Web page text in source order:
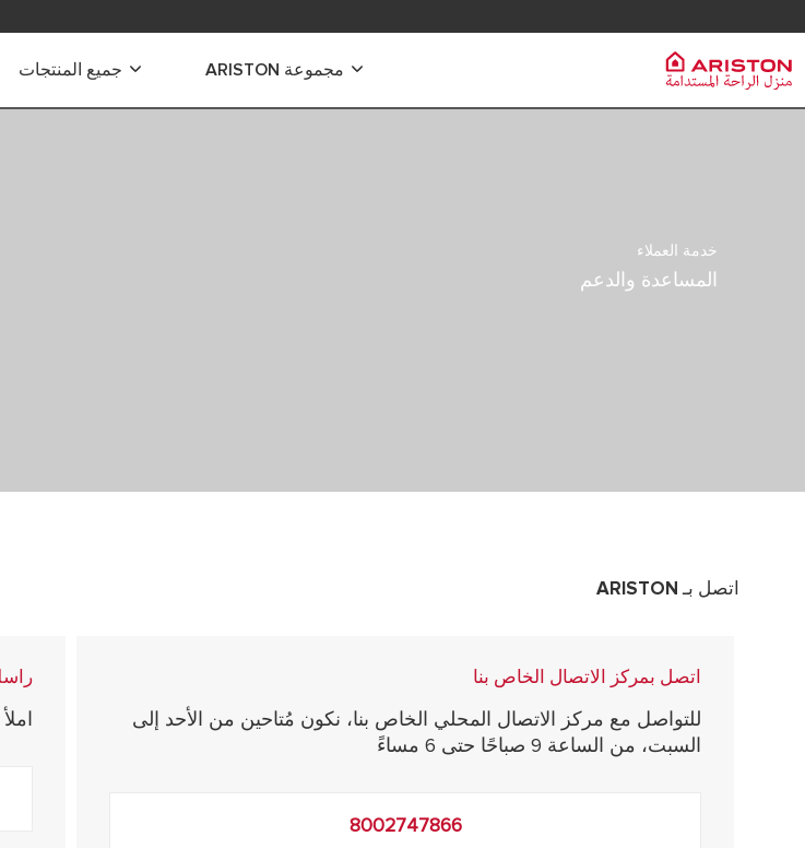
تواصل معنا
مجموعة ARISTON
المجموعة
جميع المنتجات
سخانات المياه الشمسية
: جميع الطرازات سخانات المياه الكهربائية
خدمة العملاء
المساعدة والدعم
اتصل بـ ARISTON
اتصل بمركز الاتصال الخاص بنا
للتواصل مع مركز الاتصال المحلي الخاص بنا، نكون مُتاحين من الأحد إلى
السبت، من الساعة 9 صباحًا حتى 6 مساءً
8002747866